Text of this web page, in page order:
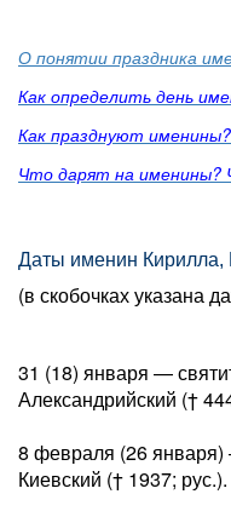
О понятии праздника
Как определить день
Как празднуют
Что дарят на именины?
Даты именин Кирилла,
(в скобочках указана
31 (18) января —
Александрийский (†
8 февраля (26
Киевский († 1937; рус.).